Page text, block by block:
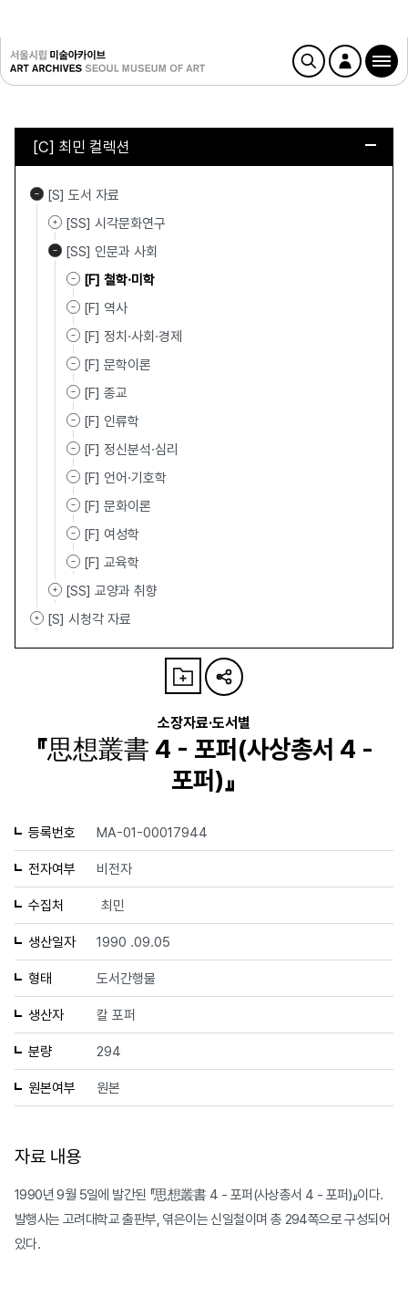
[C] 최민 컬렉션
[S] 도서 자료
[SS] 시각문화연구
[SS] 인문과 사회
[F] 철학·미학
[F] 역사
[F] 정치·사회·경제
[F] 문학이론
[F] 종교
[F] 인류학
[F] 정신분석·심리
[F] 언어·기호학
[F] 문화이론
[F] 여성학
[F] 교육학
[SS] 교양과 취향
[S] 시청각 자료
소장자료·도서별
『思想叢書 4 - 포퍼(사상총서 4 -
포퍼)』
등록번호 MA-01-00017944
전자여부 비전자
수집처 최민
생산일자 1990 .09.05
형태 도서간행물
생산자 칼 포퍼
분량 294
원본여부 원본
자료 내용
1990년 9월 5일에 발간된 『思想叢書 4 - 포퍼(사상총서 4 - 포퍼)』이다.
발행사는 고려대학교 출판부, 엮은이는 신일철이며 총 294쪽으로 구성되어
있다.